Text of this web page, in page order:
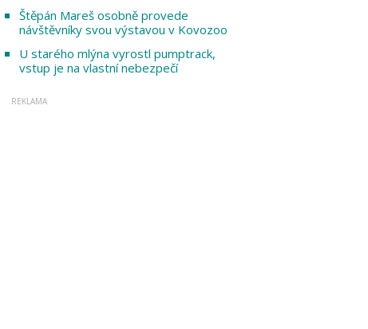
Štěpán Mareš osobně provede
návštěvníky svou výstavou v Kovozoo
U starého mlýna vyrostl pumptrack,
vstup je na vlastní nebezpečí